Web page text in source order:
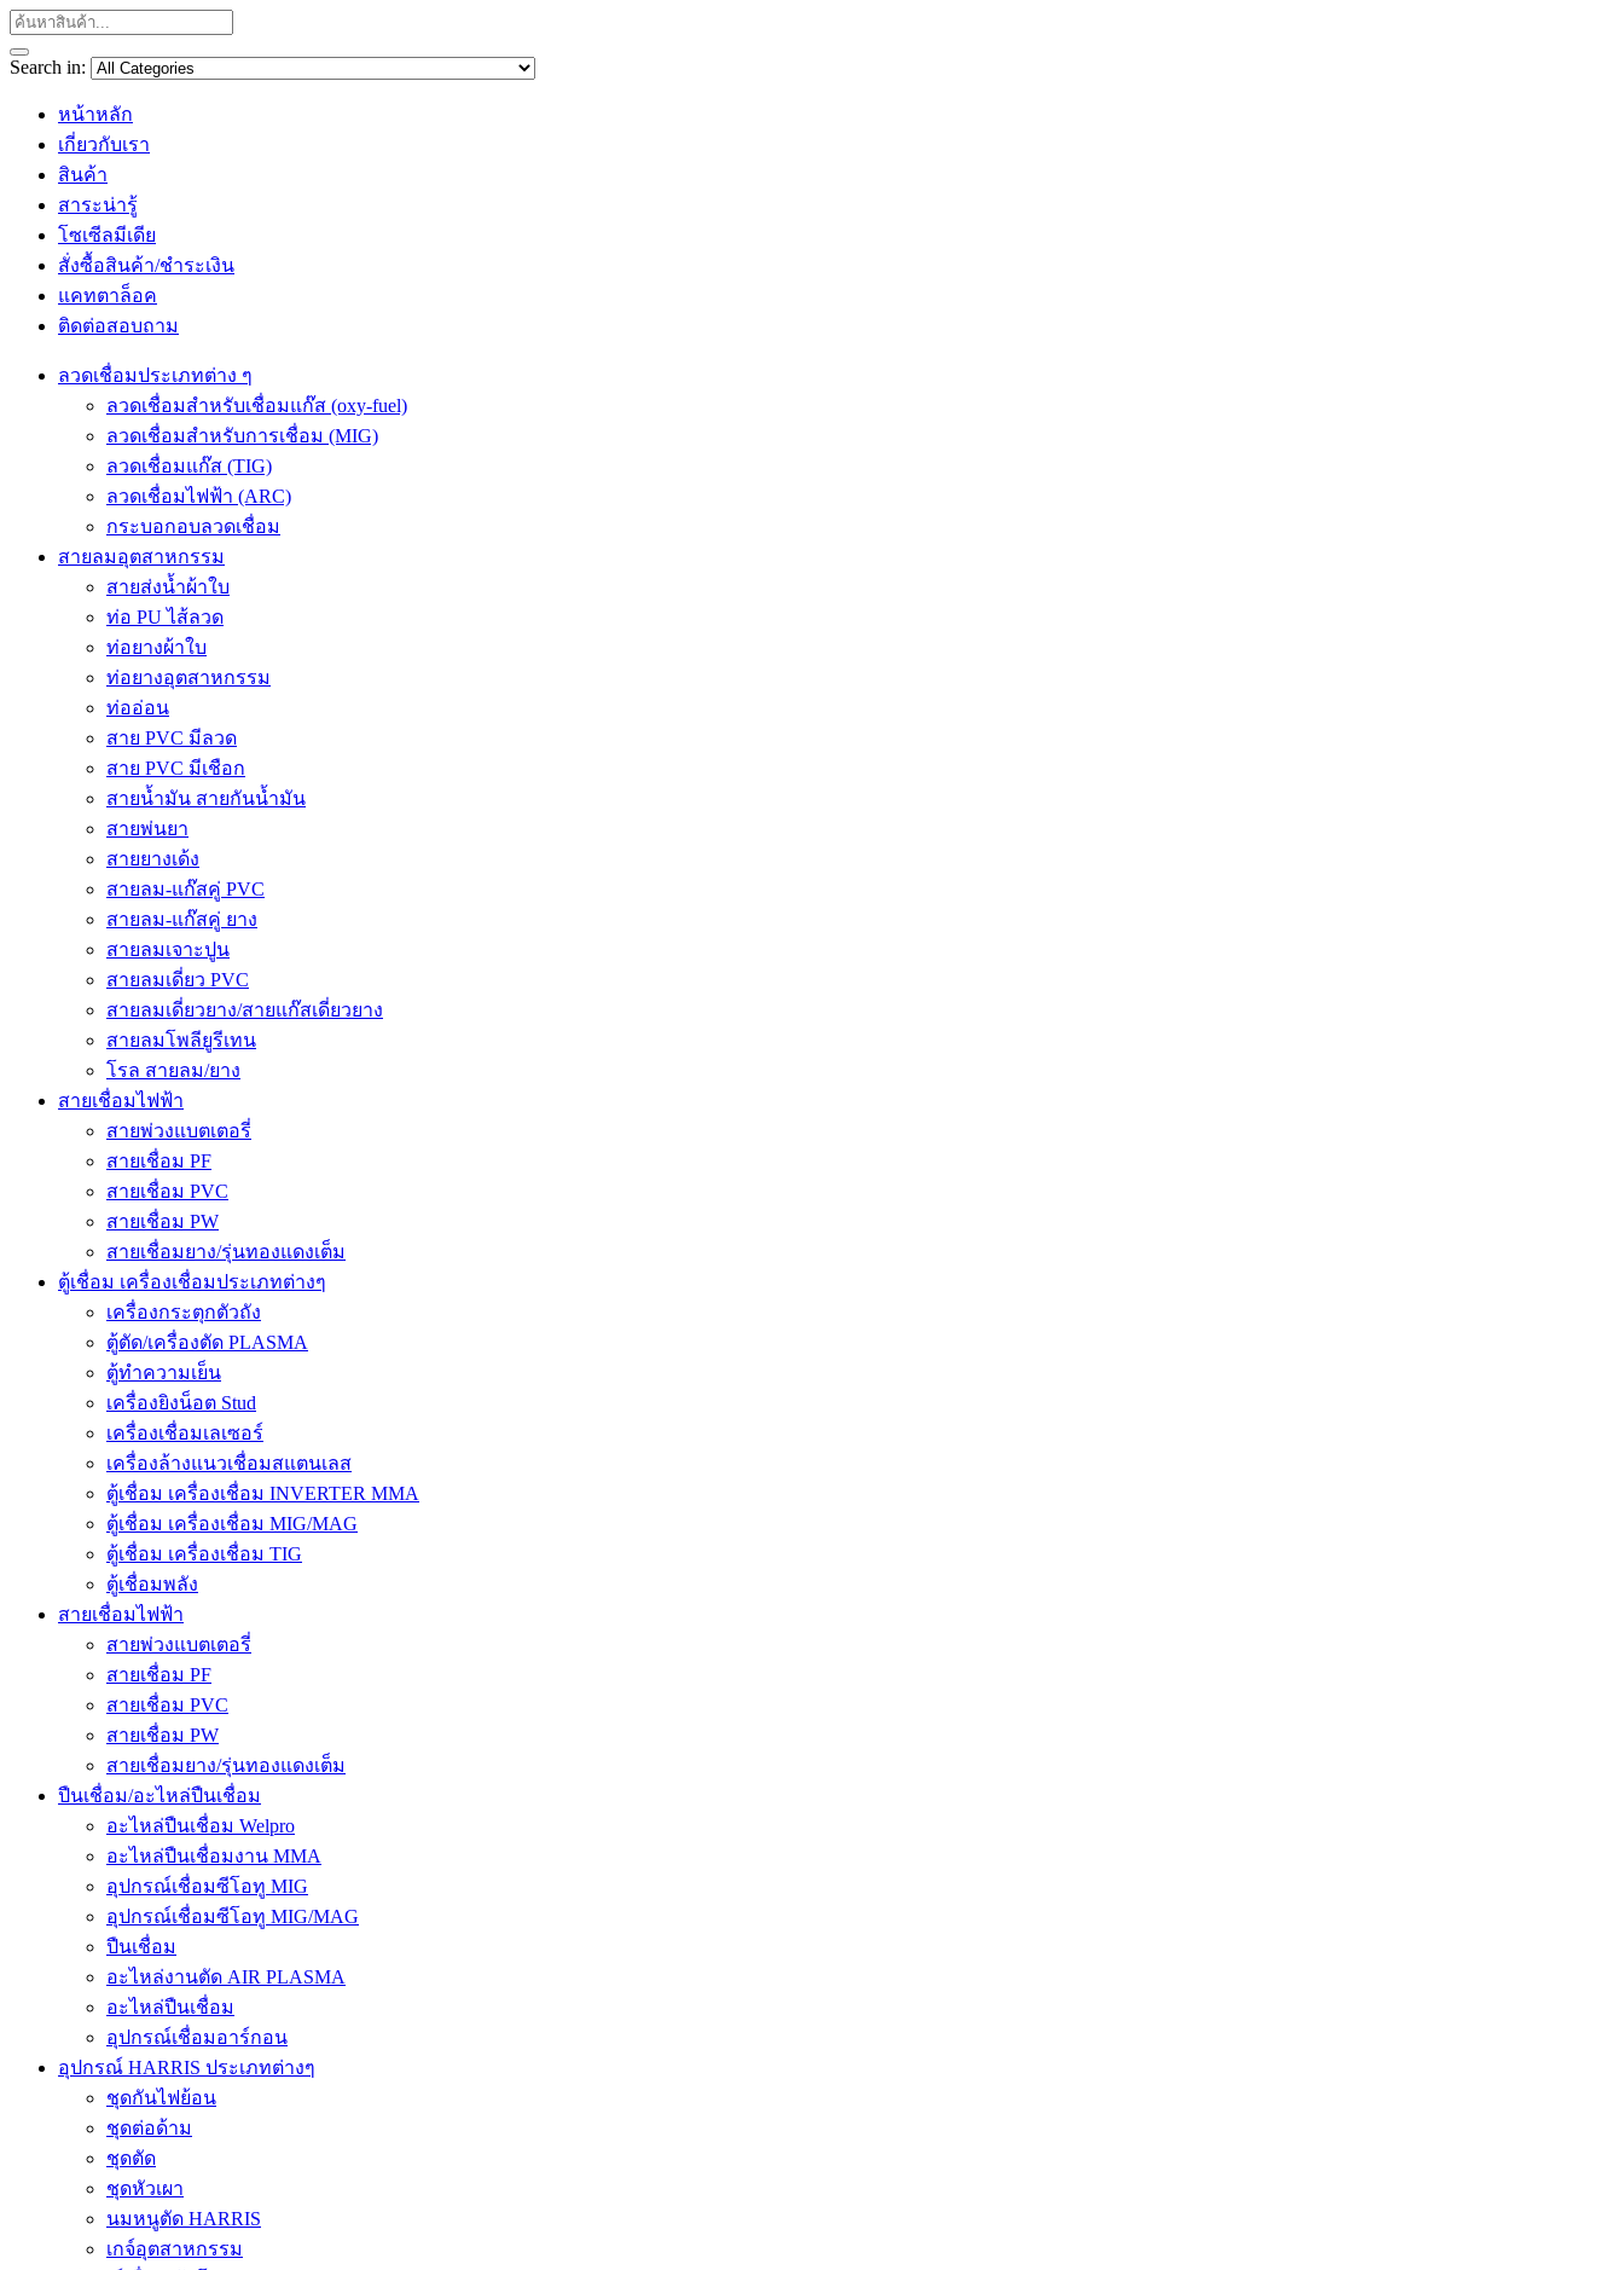
Search in:
หน้าหลัก
เกี่ยวกับเรา
สินค้า
สาระน่ารู้
โซเซีลมีเดีย
สั่งซื้อสินค้า/ชำระเงิน
แคทตาล็อค
ติดต่อสอบถาม
ลวดเชื่อมประเภทต่าง ๆ
ลวดเชื่อมสำหรับเชื่อมแก๊ส (oxy-fuel)
ลวดเชื่อมสำหรับการเชื่อม (MIG)
ลวดเชื่อมแก๊ส (TIG)
ลวดเชื่อมไฟฟ้า (ARC)
กระบอกอบลวดเชื่อม
สายลมอุตสาหกรรม
สายส่งน้ำผ้าใบ
ท่อ PU ไส้ลวด
ท่อยางผ้าใบ
ท่อยางอุตสาหกรรม
ท่ออ่อน
สาย PVC มีลวด
สาย PVC มีเชือก
สายน้ำมัน สายกันน้ำมัน
สายพ่นยา
สายยางเด้ง
สายลม-แก๊สคู่ PVC
สายลม-แก๊สคู่ ยาง
สายลมเจาะปูน
สายลมเดี่ยว PVC
สายลมเดี่ยวยาง/สายแก๊สเดี่ยวยาง
สายลมโพลียูรีเทน
โรล สายลม/ยาง
สายเชื่อมไฟฟ้า
สายพ่วงแบตเตอรี่
สายเชื่อม PF
สายเชื่อม PVC
สายเชื่อม PW
สายเชื่อมยาง/รุ่นทองแดงเต็ม
ตู้เชื่อม เครื่องเชื่อมประเภทต่างๆ
เครื่องกระตุกตัวถัง
ตู้ตัด/เครื่องตัด PLASMA
ตู้ทำความเย็น
เครื่องยิงน็อต Stud
เครื่องเชื่อมเลเซอร์
เครื่องล้างแนวเชื่อมสแตนเลส
ตู้เชื่อม เครื่องเชื่อม INVERTER MMA
ตู้เชื่อม เครื่องเชื่อม MIG/MAG
ตู้เชื่อม เครื่องเชื่อม TIG
ตู้เชื่อมพลัง
สายเชื่อมไฟฟ้า
สายพ่วงแบตเตอรี่
สายเชื่อม PF
สายเชื่อม PVC
สายเชื่อม PW
สายเชื่อมยาง/รุ่นทองแดงเต็ม
ปืนเชื่อม/อะไหล่ปืนเชื่อม
อะไหล่ปืนเชื่อม Welpro
อะไหล่ปืนเชื่อมงาน MMA
อุปกรณ์เชื่อมซีโอทู MIG
อุปกรณ์เชื่อมซีโอทู MIG/MAG
ปืนเชื่อม
อะไหล่งานตัด AIR PLASMA
อะไหล่ปืนเชื่อม
อุปกรณ์เชื่อมอาร์กอน
อุปกรณ์ HARRIS ประเภทต่างๆ
ชุดกันไฟย้อน
ชุดต่อด้าม
ชุดตัด
ชุดหัวเผา
นมหนูตัด HARRIS
เกจ์อุตสาหกรรม